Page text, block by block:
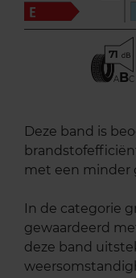
71
ABC
Deze band is
met een minder
In de categorie
gewaardeerd
deze band